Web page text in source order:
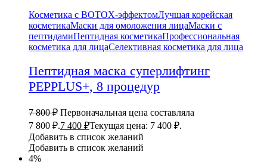
Косметика с BOTOX-эффектомЛучшая корейская
косметикаМаски для омоложения лицаМаски с
пептидамиПептидная косметикаПрофессиональная
косметика для лицаСелективная косметика для лица
Пептидная маска суперлифтинг
PEPPLUS+, 8 процедур
7 800₽ Первоначальная цена составляла
7 800 ₽.7 400 ₽Текущая цена: 7 400 ₽.
Добавить в список желаний
Добавить в список желаний
4%